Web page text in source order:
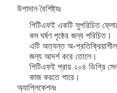
উপাদান বৈশিষ্ট্যঃ
পিটিএফই একটি সুপরিচিত
কম ঘর্ষণ পৃষ্ঠের জন্য পরিচিত।
এটি অত্যন্ত অ-প্রতিক্রিয়াশীল,
জন্য আদর্শ করে তোলে।
পিটিএফই প্রায় ২০৪ ডিগ্রি
কাজ করতে পারে।
অ্যাপ্লিকেশনঃ